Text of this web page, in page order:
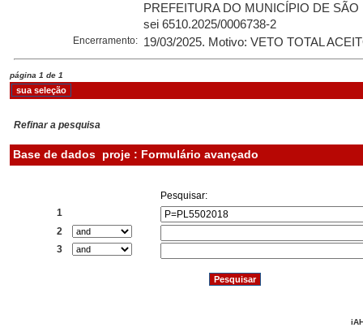
PREFEITURA DO MUNICÍPIO DE SÃO
sei 6510.2025/0006738-2
Encerramento: 19/03/2025. Motivo: VETO TOTAL
página 1 de 1
Refinar a pesquisa
Base de dados proje : Formulário avançado
Pesquisar:
1
2
3